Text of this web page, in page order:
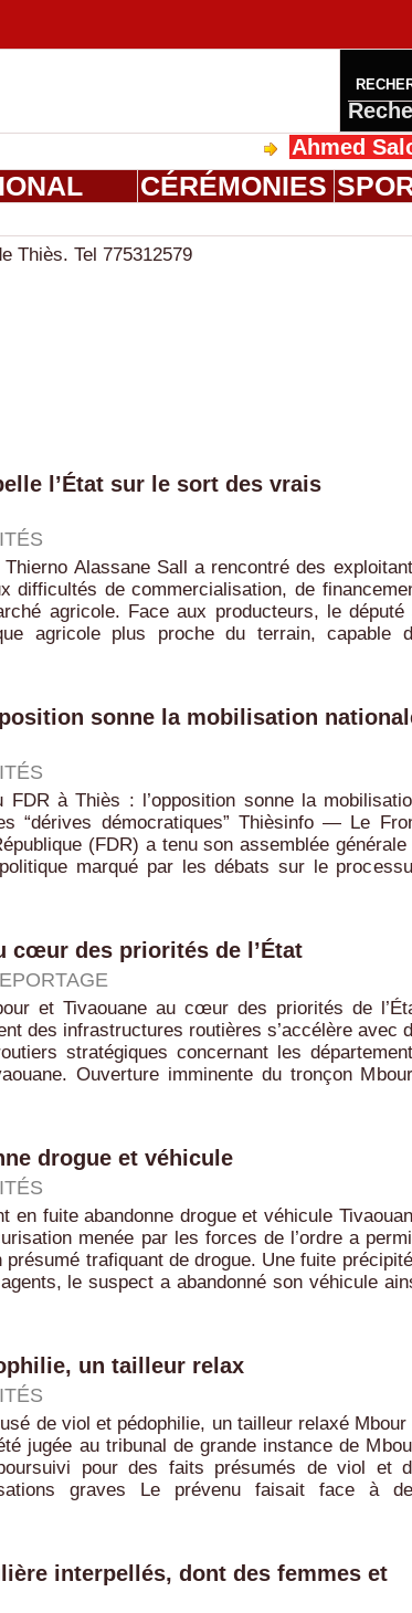
Ahmed Saloum
CÉRÉMONIES
Thiès. Tel 775312579
l’État sur le sort des vrais
Alassane Sall a rencontré des
difficultés de commercialisation, de
agricole. Face aux producteurs, le député
agricole plus proche du terrain, capable
sonne la mobilisation
FDR à Thiès : l’opposition sonne la
“dérives démocratiques” Thièsinfo — Le
(FDR) a tenu son assemblée générale
marqué par les débats sur le
cœur des priorités de l’État
et Tivaouane au cœur des priorités de
des infrastructures routières s’accélère avec
stratégiques concernant les
Ouverture imminente du tronçon
drogue et véhicule
en fuite abandonne drogue et véhicule
menée par les forces de l’ordre a
présumé trafiquant de drogue. Une fuite
le suspect a abandonné son véhicule
un tailleur relax
de viol et pédophilie, un tailleur relaxé Mbour
jugée au tribunal de grande instance de
pour des faits présumés de viol et
graves Le prévenu faisait face à
interpellés, dont des femmes et